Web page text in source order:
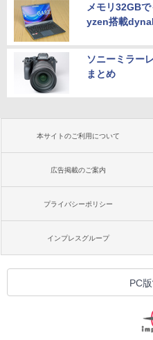
メモリ32GB
yzen搭載
ソニーミラー
まとめ
本サイトのご利用について
広告掲載のご案内
プライバシーポリシー
インプレスグループ
PC